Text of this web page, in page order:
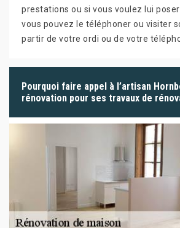
prestations ou si vous voulez lui
vous pouvez le téléphoner ou visiter
partir de votre ordi ou de votre
Pourquoi faire appel à l’artisan
rénovation pour ses travaux de